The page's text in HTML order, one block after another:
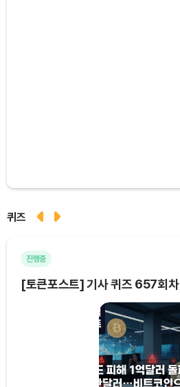
퀴즈
진행중
[토큰포스트] 기사 퀴즈 657회차